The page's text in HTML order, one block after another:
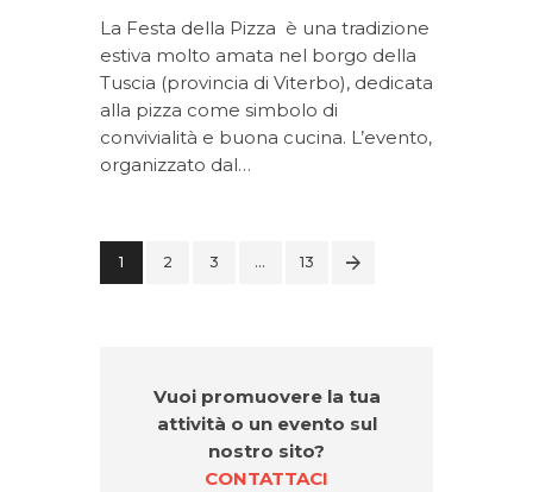
La Festa della Pizza è una tradizione
estiva molto amata nel borgo della
Tuscia (provincia di Viterbo), dedicata
alla pizza come simbolo di
convivialità e buona cucina. L’evento,
organizzato dal…
1 2 3 … 13
Vuoi promuovere la tua
attività o un evento sul
nostro sito?
CONTATTACI